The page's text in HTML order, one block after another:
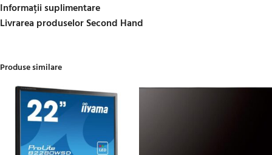
Informații suplimentare
Livrarea produselor Second Hand
Produse similare